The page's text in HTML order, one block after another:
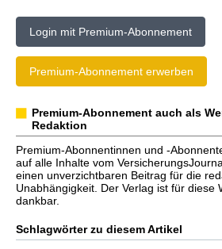
Login mit Premium-Abonnement
Premium-Abonnement erwerben
Premium-Abonnement auch als
Redaktion
Premium-Abonnentinnen und -
auf alle Inhalte vom
einen unverzichtbaren Beitrag für die
Unabhängigkeit. Der Verlag ist für diese
dankbar.
Schlagwörter zu diesem Artikel